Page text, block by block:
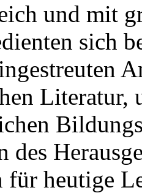
und mit
sich
des
für heutige